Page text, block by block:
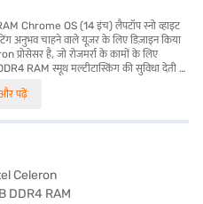
Chrome OS (14 इंच) लैपटॉप स्नो व्हाइट
चाहने वाले यूज़र के लिए डिज़ाइन किया
है, जो रोजमर्रा के कामों के लिए
RAM स्मूथ मल्टीटास्किंग की सुविधा देती है,
अनुभव प्रदान करती है, जो इसे काम और
हैं. क्रोम OS एक सुव्यवस्थित और सुरक्षित
एप्लीकेशन के साथ काम करने वाले लोगों
the-go प्रोडक्टिविटी के लिए भरोसेमंद
उपयुक्त है. इसकी ज़रूरी विशेषताओं और
बनाता है. खरीदारी करने के लिए बजाज
पर जाएं और Easy EMIs का लाभ उठाएं.
और पढ़ें